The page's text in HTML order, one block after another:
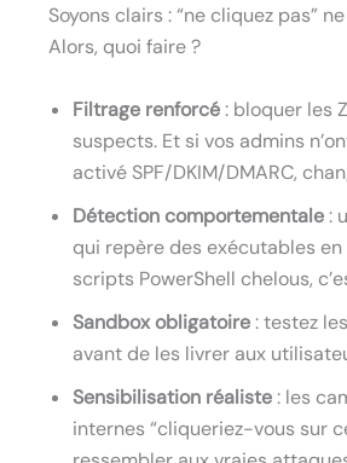
Soyons clairs : “ne cliquez pas”
Alors, quoi faire ?
Filtrage renforcé: bloquer les
suspects. Et si vos admins
activé SPF/DKIM/DMARC,
Détection comportementale:
qui repère des exécutables
scripts PowerShell chelous,
Sandbox obligatoire: testez
avant de les livrer aux
Sensibilisation réaliste: les
internes “cliqueriez-vous sur